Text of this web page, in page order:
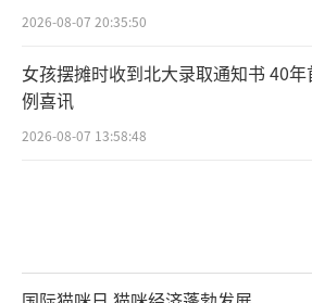
2026-08-07 20:35:50
女孩摆摊时收到北大录取通知书 40年
例喜讯
2026-08-07 13:58:48